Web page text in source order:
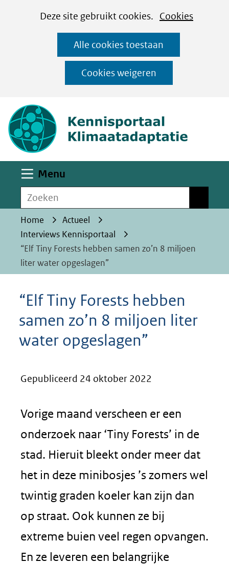
CookiesDeze site gebruikt cookies. Cookies
op
deze
website
worden
toegestaan
geweigerd.
Alle cookies toestaan
Cookies weigeren
Ga
naar
de
inhoud
Menu
Zoeken
Home
Actueel
Interviews Kennisportaal
“Elf Tiny Forests hebben samen zo’n 8 miljoen
liter water opgeslagen”
“Elf Tiny Forests hebben
samen zo’n 8 miljoen liter
water opgeslagen”
Gepubliceerd 24 oktober 2022
Vorige maand verscheen er een
onderzoek naar ‘Tiny Forests’ in de
stad. Hieruit bleekt onder meer dat
het in deze minibosjes ’s zomers wel
twintig graden koeler kan zijn dan
op straat. Ook kunnen ze bij
extreme buien veel regen opvangen.
En ze leveren een belangrijke